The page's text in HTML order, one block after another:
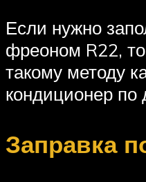
Если нужно
фреоном R22,
такому методу
кондиционер по
Заправка